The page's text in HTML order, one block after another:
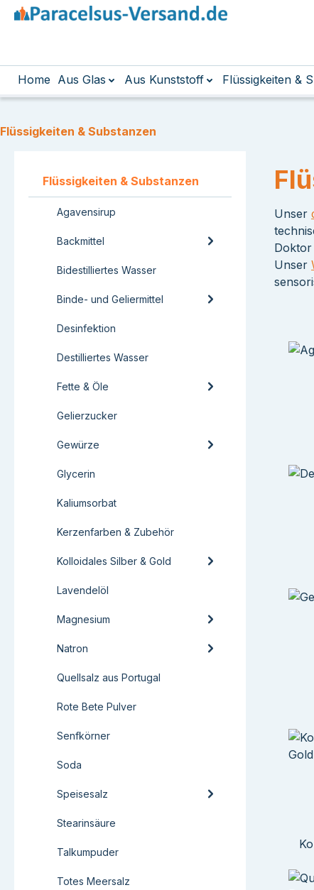
Hauptinhalt springen
Zur Suche springen
Zur Hauptnavigation springen
Home Aus Glas Aus Kunststoff Flüssigkeiten &
Flüssigkeiten & Substanzen
Flüssigkeiten & Substanzen
Agavensirup
Backmittel
Bidestilliertes Wasser
Binde- und Geliermittel
Desinfektion
Destilliertes Wasser
Fette & Öle
Gelierzucker
Gewürze
Glycerin
Kaliumsorbat
Kerzenfarben & Zubehör
Kolloidales Silber & Gold
Lavendelöl
Magnesium
Natron
Quellsalz aus Portugal
Rote Bete Pulver
Senfkörner
Soda
Speisesalz
Stearinsäure
Talkumpuder
Totes Meersalz
Unser
Doktor
Unser